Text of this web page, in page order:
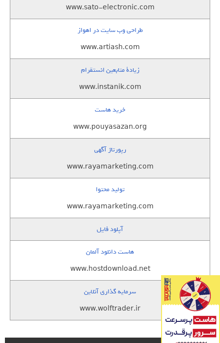
www.sato-electronic.com
طراحی وب سایت در اهواز
www.artiash.com
زيادة متابعين انستقرام
www.instanik.com
خرید هاست
www.pouyasazan.org
رپورتاژ آگهی
www.rayamarketing.com
تولید محتوا
www.rayamarketing.com
آپلود فایل
هاست دانلود آلمان
www.hostdownload.net
سرمایه گذاری آنلاین
www.wolftrader.ir